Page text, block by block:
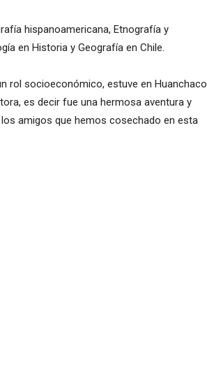
hispanoamericana, Etnografía y
en Historia y Geografía en Chile.
rol socioeconómico, estuve en Huanchaco
es decir fue una hermosa aventura y
amigos que hemos cosechado en esta